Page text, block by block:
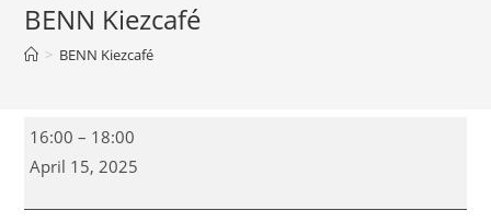
BENN Kiezcafé
> BENN Kiezcafé
BENN
Kiezcafé
16:00 – 18:00
April 15, 2025